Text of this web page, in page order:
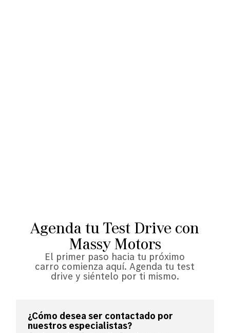
Agenda tu Test Drive con
Massy Motors
El primer paso hacia tu próximo
carro comienza aquí. Agenda tu test
drive y siéntelo por ti mismo.
¿Cómo desea ser contactado por
nuestros especialistas?